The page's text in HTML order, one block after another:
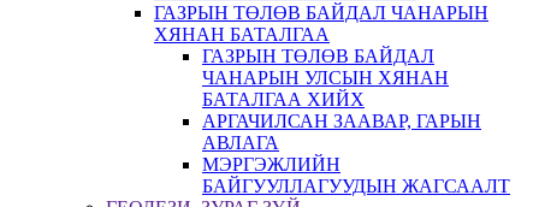
ГАЗРЫН ТӨЛӨВ БАЙДАЛ ЧАНАРЫН
ХЯНАН БАТАЛГАА
ГАЗРЫН ТӨЛӨВ БАЙДАЛ
ЧАНАРЫН УЛСЫН ХЯНАН
БАТАЛГАА ХИЙХ
АРГАЧИЛСАН ЗААВАР, ГАРЫН
АВЛАГА
МЭРГЭЖЛИЙН
БАЙГУУЛЛАГУУДЫН ЖАГСААЛТ